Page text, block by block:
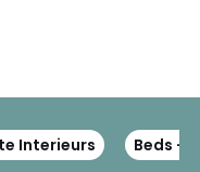
Interieurs Beds -